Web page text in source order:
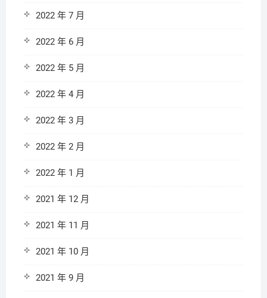
2022 年 7 月
2022 年 6 月
2022 年 5 月
2022 年 4 月
2022 年 3 月
2022 年 2 月
2022 年 1 月
2021 年 12 月
2021 年 11 月
2021 年 10 月
2021 年 9 月